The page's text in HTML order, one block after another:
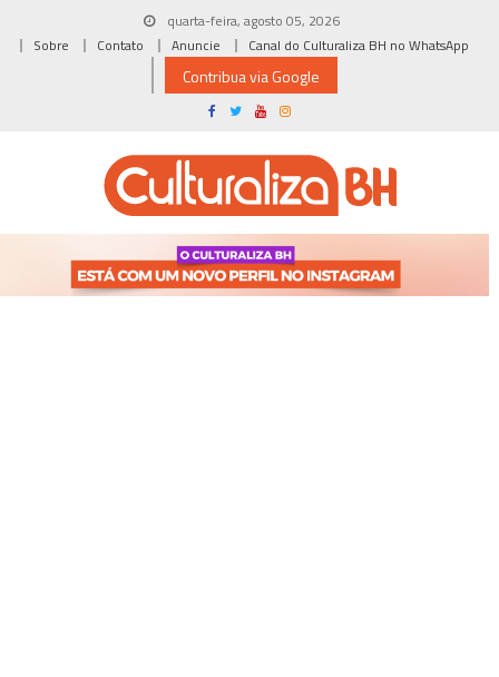
quarta-feira, agosto 05, 2026
Sobre
Contato Anuncie Canal do Culturaliza BH no WhatsApp
Contribua via Google